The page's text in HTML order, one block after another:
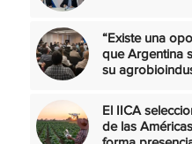
“Existe una
que Argentina
su
El IICA
de las